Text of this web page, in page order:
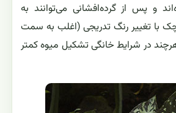
و پس از گرده‌افشانی می‌توانند به
با تغییر رنگ تدریجی (اغلب به سمت
در شرایط خانگی تشکیل میوه کمتر